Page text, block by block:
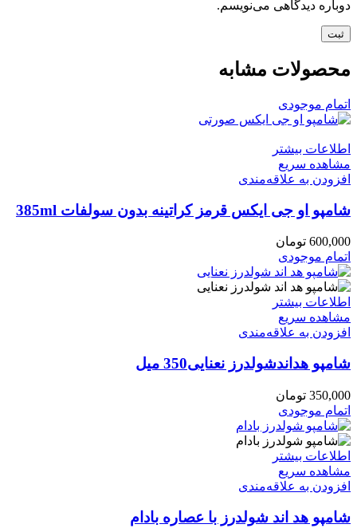
دوباره دیدگاهی می‌نویسم.
محصولات مشابه
اتمام موجودی
اطلاعات بیشتر
مشاهده سریع
افزودن به علاقه‌مندی
شامپو او جی ایکس قرمز کراتینه بدون سولفات 385ml
600,000 تومان
اتمام موجودی
اطلاعات بیشتر
مشاهده سریع
افزودن به علاقه‌مندی
شامپو هداندشولدرز نعنایی350 میل
350,000 تومان
اتمام موجودی
اطلاعات بیشتر
مشاهده سریع
افزودن به علاقه‌مندی
شامپو هد اند شولدرز با عصاره بادام